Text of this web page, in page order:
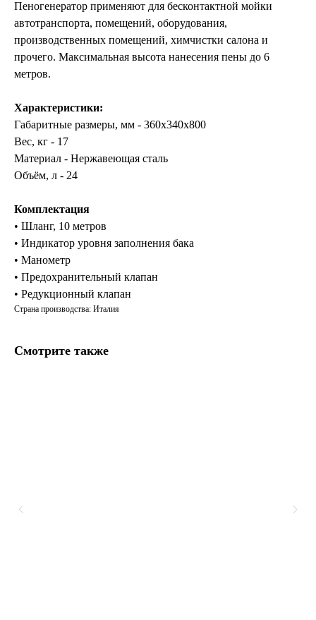
Пеногенератор применяют для бесконтактной мойки
автотранспорта, помещений, оборудования,
производственных помещений, химчистки салона и
прочего. Максимальная высота нанесения пены до 6
метров.
Характеристики:
Габаритные размеры, мм - 360x340x800
Вес, кг - 17
Материал - Нержавеющая сталь
Объём, л - 24
Комплектация
• Шланг, 10 метров
• Индикатор уровня заполнения бака
• Манометр
• Предохранительный клапан
• Редукционный клапан
Страна производства: Италия
Смотрите также